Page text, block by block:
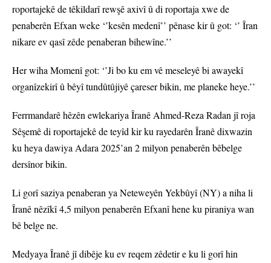
roportajekê de têkildarî rewşê axivî û di roportaja xwe de
penaberên Efxan weke ‘’kesên medenî’’ pênase kir û got: ‘’ Îran
nikare ev qasî zêde penaberan bihewîne.’’
Her wiha Momenî got: ‘’Ji bo ku em vê meseleyê bi awayekî
organîzekirî û bêyî tundûtûjiyê çareser bikin, me planeke heye.’’
Ferrmandarê hêzên ewlekariya Îranê Ahmed-Reza Radan jî roja
Sêşemê di roportajekê de teyîd kir ku rayedarên Îranê dixwazin
ku heya dawiya Adara 2025’an 2 milyon penaberên bêbelge
dersînor bikin.
Li gorî saziya penaberan ya Neteweyên Yekbûyî (NY) a niha li
Îranê nêzîkî 4,5 milyon penaberên Efxanî hene ku piraniya wan
bê belge ne.
Medyaya Îranê jî dibêje ku ev reqem zêdetir e ku li gorî hin